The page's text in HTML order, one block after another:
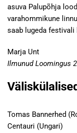
asuva Palupõhja
varahommikune
saab lugeda festivali
Marja Unt
Ilmunud Loomingus
Tomas Bannerhed
Centauri (Ungari)